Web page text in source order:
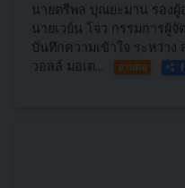
นายตรีพล บุณยะมาน รอง
นายเวย์น โจว กรรมการผู้
บันทึกความเข้าใจ ​ระหว่า
วอลล์ มอเต...
อ่านต่อ